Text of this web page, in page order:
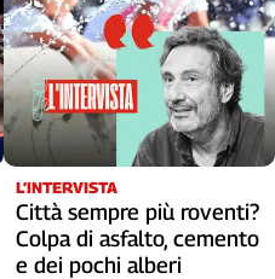
L’INTERVISTA
Città sempre più roventi?
Colpa di asfalto, cemento
e dei pochi alberi